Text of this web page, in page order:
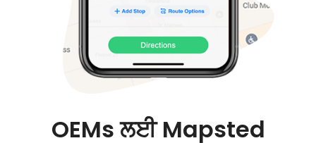
OEMs ਲਈ Mapsted